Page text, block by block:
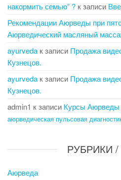
накормить семью” ? к записи
Рекомендации Аюрведы при
Аюрведический масляный
ayurveda к записи Продажа
Кузнецов.
ayurveda к записи Продажа
Кузнецов.
admin1 к записи Курсы Аюрведы
аюрведическая пульсовая
РУБРИКИ
Аюрведа